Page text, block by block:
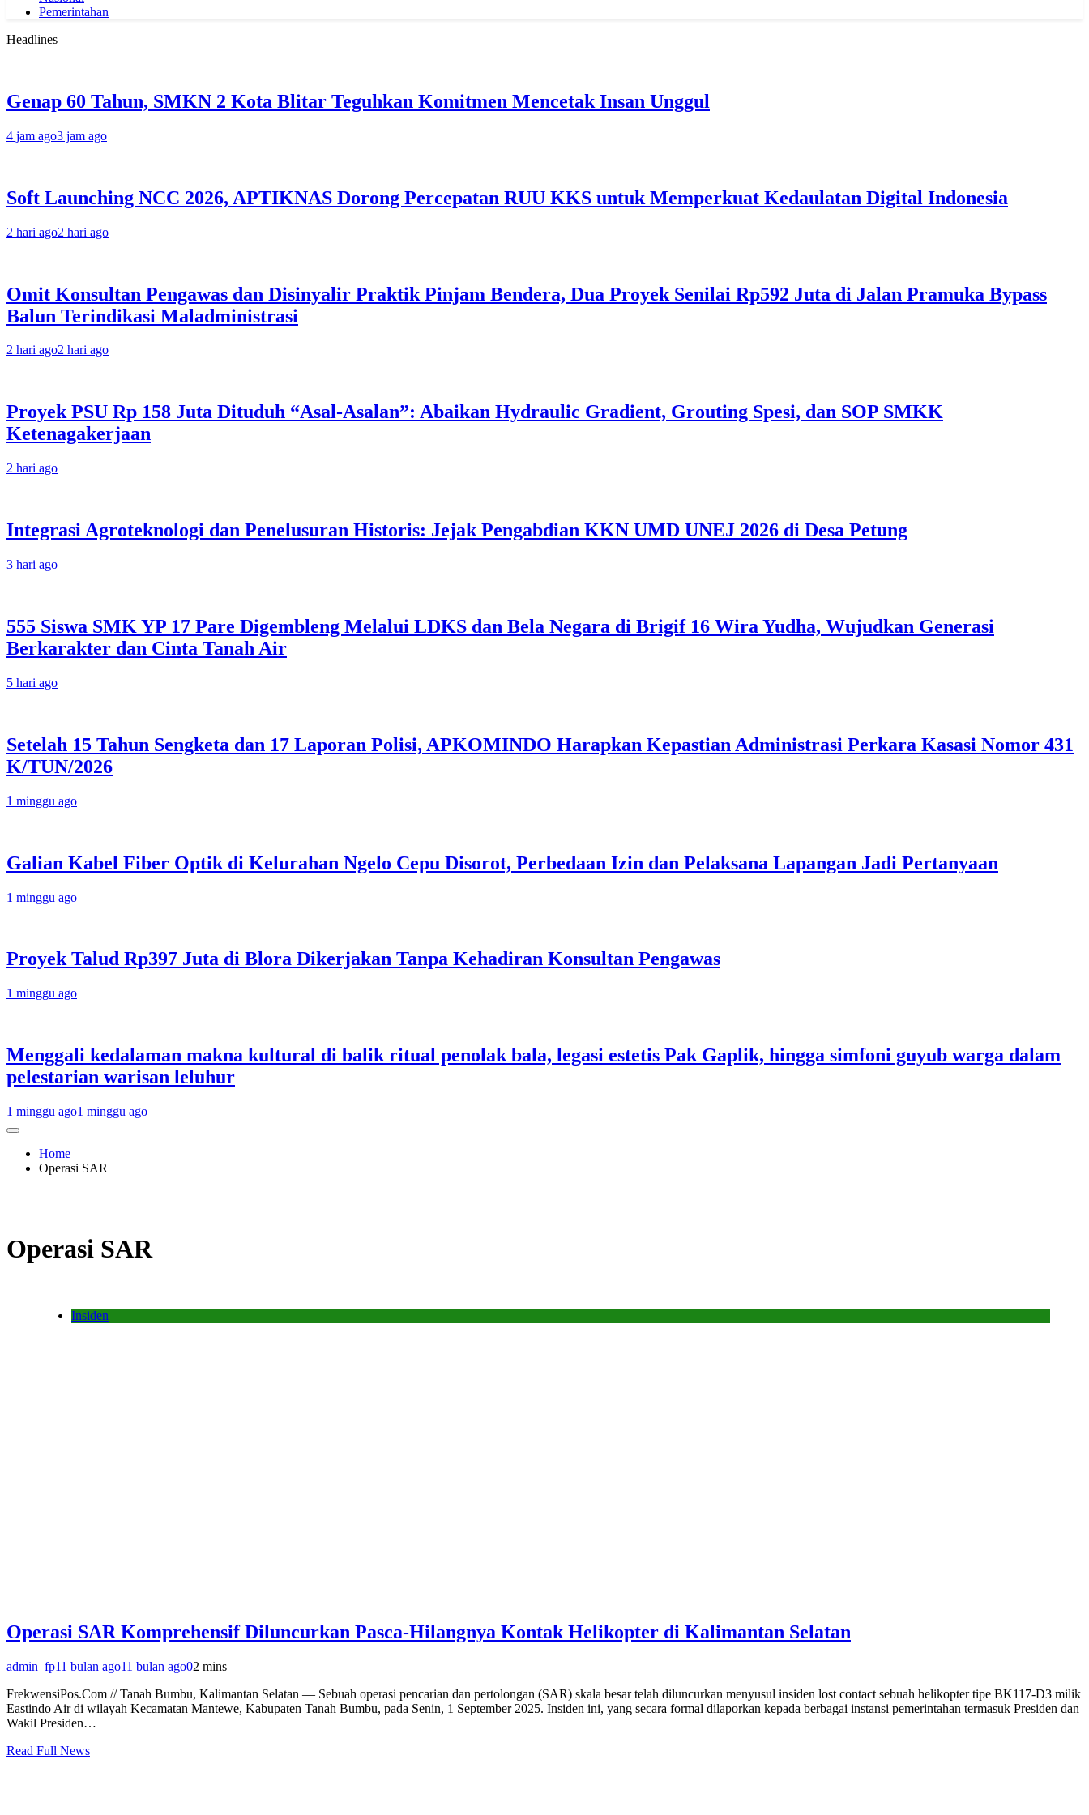
Pemerintahan
Headlines
Genap 60 Tahun, SMKN 2 Kota Blitar Teguhkan Komitmen Mencetak Insan Unggul
4 jam ago3 jam ago
Soft Launching NCC 2026, APTIKNAS Dorong Percepatan RUU KKS untuk Memperkuat Kedaulatan Digital Indonesia
2 hari ago2 hari ago
Omit Konsultan Pengawas dan Disinyalir Praktik Pinjam Bendera, Dua Proyek Senilai Rp592 Juta di Jalan Pramuka Bypass
Balun Terindikasi Maladministrasi
2 hari ago2 hari ago
Proyek PSU Rp 158 Juta Dituduh “Asal-Asalan”: Abaikan Hydraulic Gradient, Grouting Spesi, dan SOP SMKK
Ketenagakerjaan
2 hari ago
Integrasi Agroteknologi dan Penelusuran Historis: Jejak Pengabdian KKN UMD UNEJ 2026 di Desa Petung
3 hari ago
555 Siswa SMK YP 17 Pare Digembleng Melalui LDKS dan Bela Negara di Brigif 16 Wira Yudha, Wujudkan Generasi
Berkarakter dan Cinta Tanah Air
5 hari ago
Setelah 15 Tahun Sengketa dan 17 Laporan Polisi, APKOMINDO Harapkan Kepastian Administrasi Perkara Kasasi Nomor 431
K/TUN/2026
1 minggu ago
Galian Kabel Fiber Optik di Kelurahan Ngelo Cepu Disorot, Perbedaan Izin dan Pelaksana Lapangan Jadi Pertanyaan
1 minggu ago
Proyek Talud Rp397 Juta di Blora Dikerjakan Tanpa Kehadiran Konsultan Pengawas
1 minggu ago
Menggali kedalaman makna kultural di balik ritual penolak bala, legasi estetis Pak Gaplik, hingga simfoni guyub warga dalam
pelestarian warisan leluhur
1 minggu ago1 minggu ago
Home
Operasi SAR
Operasi SAR
Insiden
Operasi SAR Komprehensif Diluncurkan Pasca-Hilangnya Kontak Helikopter di Kalimantan Selatan
admin_fp11 bulan ago11 bulan ago02 mins
FrekwensiPos.Com // Tanah Bumbu, Kalimantan Selatan — Sebuah operasi pencarian dan pertolongan (SAR) skala besar telah diluncurkan menyusul insiden lost contact sebuah helikopter tipe BK117-D3 milik
Eastindo Air di wilayah Kecamatan Mantewe, Kabupaten Tanah Bumbu, pada Senin, 1 September 2025. Insiden ini, yang secara formal dilaporkan kepada berbagai instansi pemerintahan termasuk Presiden dan
Wakil Presiden…
Read Full News